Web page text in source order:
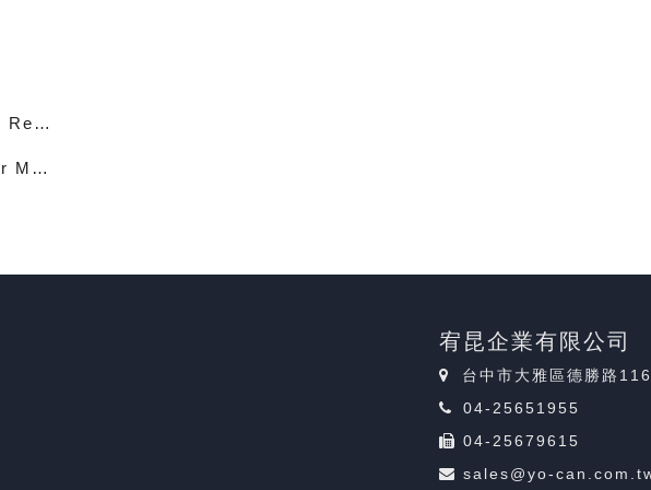
十字轉向器 Bevel Gear Reducer Series
高精密減速機 RV Melior Motion RONOBICDRIVE planetary gear box
宥昆企業有限公司
台中市大雅區德勝路
04-25651955
04-25679615
sales@yo-